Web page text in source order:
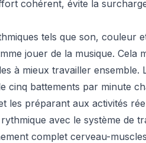
cohérent, évite la
tels que son, couleur
jouer de la musique. Cela
à mieux travailler ensemble.
cinq battements par minute
les préparant aux activités
avec le système de
complet cerveau-